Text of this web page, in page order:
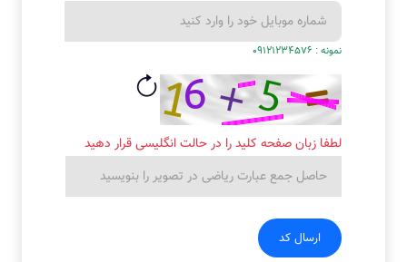
نمونه : 09121234576
لطفا زبان صفحه کلید را در حالت انگلیسی قرار دهید
ارسال کد